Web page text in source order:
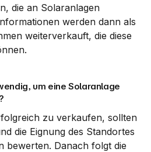
die an Solaranlagen
werden dann als
weiterverkauft, die diese
um eine Solaranlage
zu verkaufen, sollten
die Eignung des Standortes
bewerten. Danach folgt die